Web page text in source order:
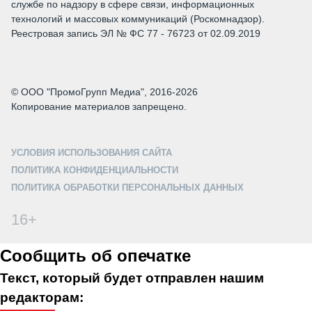
службе по надзору в сфере связи, информационных
технологий и массовых коммуникаций (Роскомнадзор).
Реестровая запись ЭЛ № ФС 77 - 76723 от 02.09.2019
© ООО "ПромоГрупп Медиа", 2016-2026
Копирование материалов запрещено.
УСЛОВИЯ ИСПОЛЬЗОВАНИЯ САЙТА
ПОЛИТИКА КОНФИДЕНЦИАЛЬНОСТИ
ПОЛИТИКА ОБРАБОТКИ ПЕРСОНАЛЬНЫХ ДАННЫХ
16+
Сообщить об опечатке
Текст, который будет отправлен нашим
редакторам: